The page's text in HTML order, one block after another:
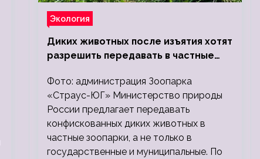
Экология
Диких животных после изъятия хотят
разрешить передавать в частные
Фото: администрация Зоопарка
«Страус-ЮГ» Министерство природы
России предлагает передавать
конфискованных диких животных в
частные зоопарки, а не только в
государственные и муниципальные. По